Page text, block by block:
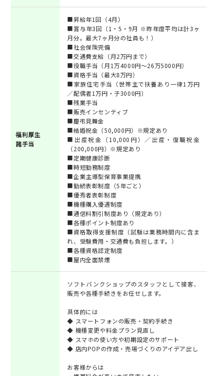
福利厚生
諸手当
■昇給年1回（4月）
■賞与年3回（1・5・9月 ※昨年度平均は計3ヶ
月分。最大7ヶ月分の社員も！）
■社会保険完備
■交通費支給（月2万円まで）
■役職手当（月1万4000円～26万5000円）
■資格手当（最大8万円）
■家族住宅手当（世帯主で扶養あり一律1万円
／配偶者1万円・子3000円）
■残業手当
■販売インセンティブ
■慶弔見舞金
■結婚祝金（50,000円）※規定あり
■出産祝金（10,000円）／出産・復職祝金
（200,000円）※規定あり
■定期健康診断
■時短勤務制度
■企業主導型保育事業提携
■勤続表彰制度（5年ごと）
■優秀者表彰制度
■機種購入優遇制度
■通信料割引制度あり（規定あり）
■各種ポイント制度あり
■資格取得支援制度（試験は業務時間内に含ま
れ、受験費用・交通費も負担します。）
■各種資格認定制度
■屋内全面禁煙
ソフトバンクショップのスタッフとして接客、
販売や各種手続きをお任せします。
具体的には
◆ スマートフォンの販売・契約手続き
◆ 機種変更や料金プラン見直し
◆ スマホの使い方や初期設定のサポート
◆ 店内POPの作成・売場づくりのアイデア出し
お客様からは